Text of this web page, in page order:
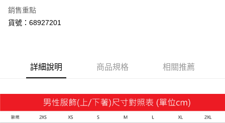
悠遊付
Google Pay
運送方式
每筆NT$100，滿NT$1,800(含以上)免運費
付款後7-11取貨
銷售重點
貨號：68927201
詳細說明 商品規格 相關推薦